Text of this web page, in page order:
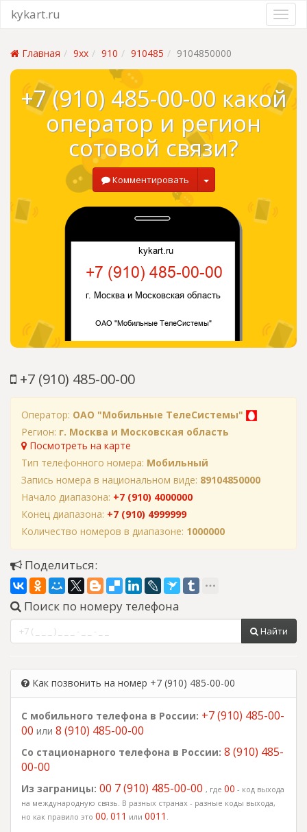
kykart.ru
Главная 9xx 910 910485 9104850000
+7 (910) 485-00-00 какой
оператор и регион
сотовой связи?
Комментировать
+7 (910) 485-00-00
Оператор: ОАО "Мобильные ТелеСистемы"
Регион: г. Москва и Московская область
Посмотреть на карте
Тип телефонного номера: Мобильный
Запись номера в национальном виде: 89104850000
Начало диапазона: +7 (910) 4000000
Конец диапазона: +7 (910) 4999999
Количество номеров в диапазоне: 1000000
Поделиться:
Поиск по номеру телефона
Найти
Как позвонить на номер +7 (910) 485-00-00
С мобильного телефона в России: +7 (910) 485-00-
00 или 8 (910) 485-00-00
Со стационарного телефона в России: 8 (910) 485-
00-00
Из заграницы: 00 7 (910) 485-00-00 , где 00 - код выхода
на международную связь. В разных странах - разные коды выхода,
но как правило это 00, 011 или 0011 .